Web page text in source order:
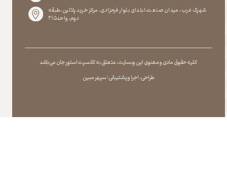
کلیه حقوق مادی و معنوی این وبسایت ، متعلق به کانسپت استور جان می باشد
طراحی ، اجرا و پشتیبانی : سپهر مبین
شهرک غرب، میدان صنعت،ابتدای بلوار فرحزادی، مرکز خرید پلاتین،طبقه
دوم،واحد۲۱۵